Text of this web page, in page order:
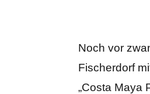
Noch vor
Fischerdorf
„Costa Maya